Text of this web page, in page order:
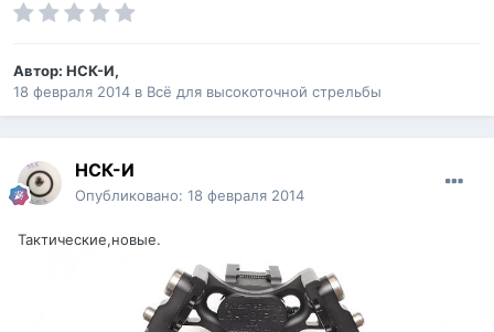
Автор: НСК-И,
18 февраля 2014 в Всё для высокоточной стрельбы
НСК-И
Опубликовано: 18 февраля 2014
Тактические,новые.